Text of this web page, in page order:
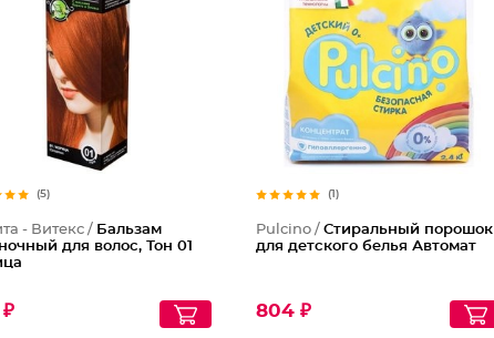
(5)
- Витекс / Бальзам
для волос, Тон 01
₽
(1)
Pulcino / Стиральный порошок
для детского белья Автомат
804 ₽